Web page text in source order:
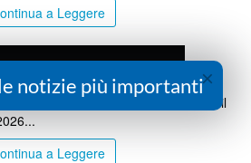
a Leggere
2026
dell'oroscopo di Lucia Arena per il
a Leggere
×
notizie più importanti